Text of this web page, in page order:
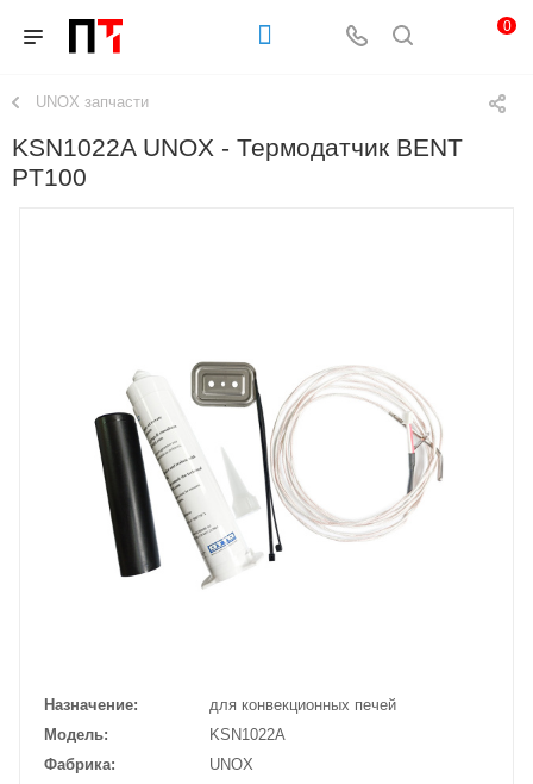
0
UNOX запчасти
KSN1022A UNOX - Термодатчик BENT
PT100
Назначение
для конвекционных печей
Модель
KSN1022A
Фабрика
UNOX